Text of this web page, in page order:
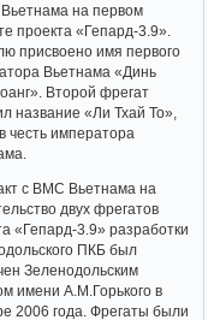
на первом
проекта «Гепард-3.9».
присвоено имя первого
Вьетнама «Динь
Второй фрегат
название «Ли Тхай То»,
честь императора
с ВМС Вьетнама на
двух фрегатов
«Гепард-3.9» разработки
ПКБ был
Зеленодольским
имени А.М.Горького в
2006 года. Фрегаты были